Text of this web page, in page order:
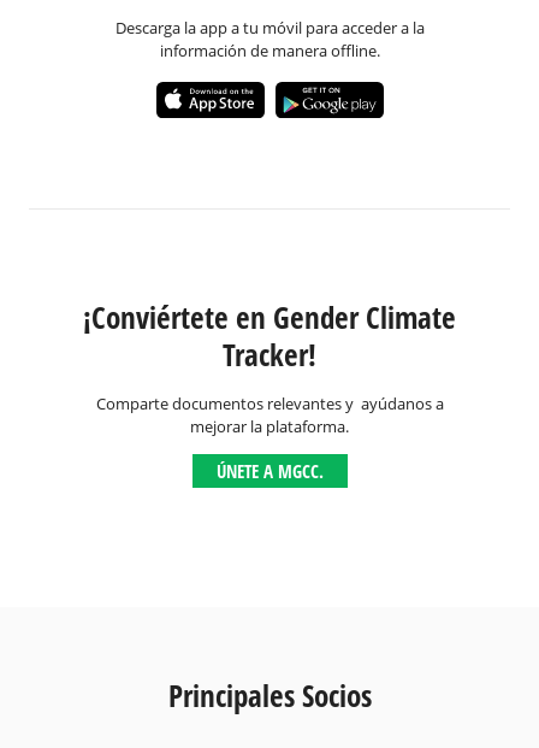
Descarga la app a tu móvil para acceder a la
información de manera offline.
¡Conviértete en Gender Climate
Tracker!
Comparte documentos relevantes y ayúdanos a
mejorar la plataforma.
ÚNETE A MGCC.
Principales Socios